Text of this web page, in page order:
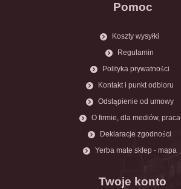
Pomoc
Koszty wysyłki
Regulamin
Polityka prywatności
Kontakt i punkt odbioru
Odstąpienie od umowy
O firmie, dla mediów, praca
Deklaracje zgodności
Yerba mate sklep - mapa
Twoje konto